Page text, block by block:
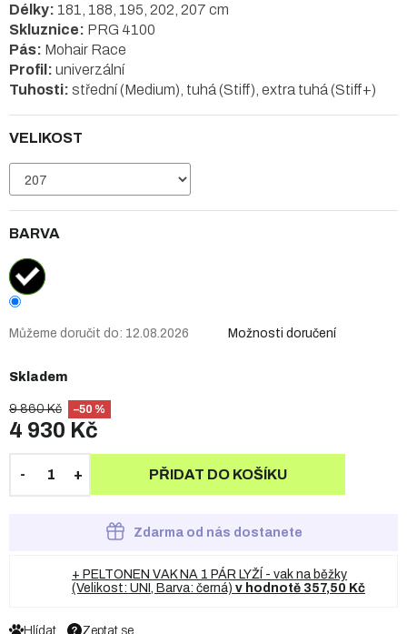
9 860 Kč –50 %
4 930 Kč
Skladem
VELIKOST
BARVA
Můžeme doručit do: 12.08.2026 Možnosti doručení
PŘIDAT DO KOŠÍKU
Zdarma od nás dostanete
+ PELTONEN VAK NA 1 PÁR LYŽÍ - vak na běžky
(Velikost: UNI, Barva: černá) v hodnotě 357,50 Kč
Délky: 181, 188, 195, 202, 207 cm
Skluznice: PRG 4100
Pás: Mohair Race
Profil: univerzální
Tuhosti: střední (Medium), tuhá (Stiff), extra tuhá (Stiff+)
Zeptat se
Hlídat